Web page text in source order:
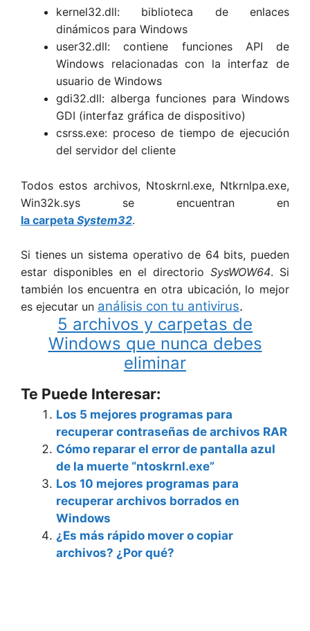
kernel32.dll: biblioteca de enlaces
dinámicos para Windows
user32.dll: contiene funciones API de
Windows relacionadas con la interfaz de
usuario de Windows
gdi32.dll: alberga funciones para Windows
GDI (interfaz gráfica de dispositivo)
csrss.exe: proceso de tiempo de ejecución
del servidor del cliente
Todos estos archivos, Ntoskrnl.exe, Ntkrnlpa.exe,
Win32k.sys se encuentran en
la carpeta System32.
Si tienes un sistema operativo de 64 bits, pueden
estar disponibles en el directorio SysWOW64. Si
también los encuentra en otra ubicación, lo mejor
es ejecutar un análisis con tu antivirus.
5 archivos y carpetas de
Windows que nunca debes
eliminar
Te Puede Interesar:
Los 5 mejores programas para
recuperar contraseñas de archivos RAR
Cómo reparar el error de pantalla azul
de la muerte “ntoskrnl.exe”
Los 10 mejores programas para
recuperar archivos borrados en
Windows
¿Es más rápido mover o copiar
archivos? ¿Por qué?